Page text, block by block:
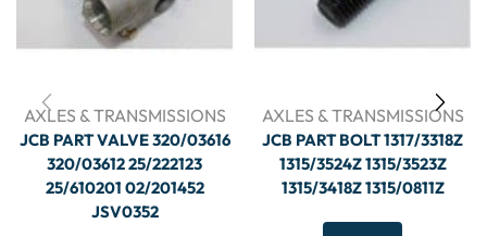
AXLES & TRANSMISSIONS
JCB PART VALVE 320/03616
320/03612 25/222123
25/610201 02/201452
JSV0352
AXLES & TRANSMISSIONS
JCB PART BOLT 1317/3318Z
1315/3524Z 1315/3523Z
1315/3418Z 1315/0811Z